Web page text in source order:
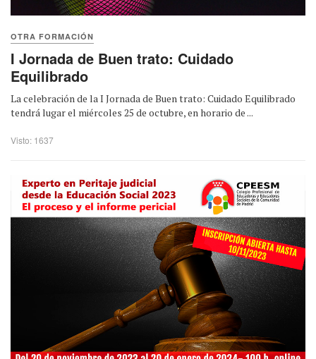
OTRA FORMACIÓN
I Jornada de Buen trato: Cuidado
Equilibrado
La celebración de la I Jornada de Buen trato: Cuidado Equilibrado
tendrá lugar el miércoles 25 de octubre, en horario de ...
Visto: 1637